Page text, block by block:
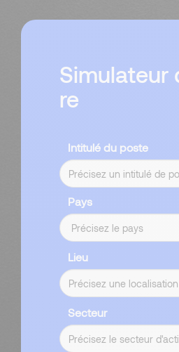
Simulateur
re
Intitulé du poste
Pays
Lieu
Secteur